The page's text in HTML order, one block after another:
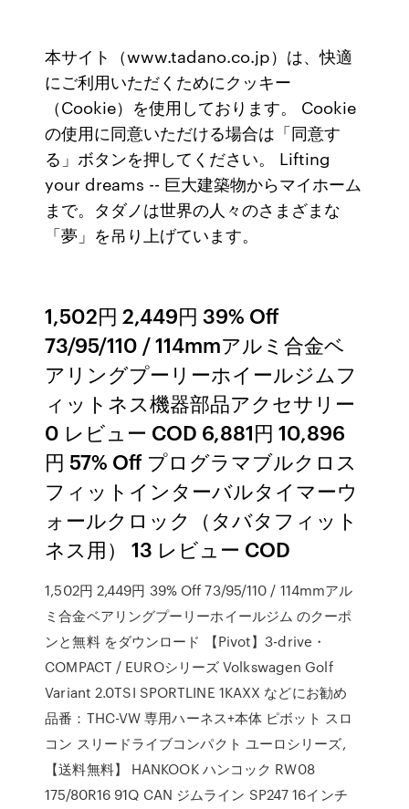
本サイト（www.tadano.co.jp）は、快適
にご利用いただくためにクッキー
（Cookie）を使用しております。 Cookie
の使用に同意いただける場合は「同意す
る」ボタンを押してください。 Lifting
your dreams -- 巨大建築物からマイホーム
まで。タダノは世界の人々のさまざまな
「夢」を吊り上げています。
1,502円 2,449円 39% Off
73/95/110 / 114mmアルミ合金ベ
アリングプーリーホイールジムフ
ィットネス機器部品アクセサリー
0 レビュー COD 6,881円 10,896
円 57% Off プログラマブルクロス
フィットインターバルタイマーウ
ォールクロック（タバタフィット
ネス用） 13 レビュー COD
1,502円 2,449円 39% Off 73/95/110 / 114mmアル
ミ合金ベアリングプーリーホイールジム のクーポ
ンと無料 をダウンロード 【Pivot】3-drive・
COMPACT / EUROシリーズ Volkswagen Golf
Variant 2.0TSI SPORTLINE 1KAXX などにお勧め
品番：THC-VW 専用ハーネス+本体 ピボット スロ
コン スリードライブコンパクト ユーロシリーズ,
【送料無料】 HANKOOK ハンコック RW08
175/80R16 91Q CAN ジムライン SP247 16インチ